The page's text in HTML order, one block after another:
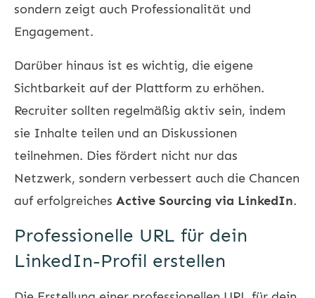
sondern zeigt auch Professionalität und
Engagement.
Darüber hinaus ist es wichtig, die eigene
Sichtbarkeit auf der Plattform zu erhöhen.
Recruiter sollten regelmäßig aktiv sein, indem
sie Inhalte teilen und an Diskussionen
teilnehmen. Dies fördert nicht nur das
Netzwerk, sondern verbessert auch die Chancen
auf erfolgreiches Active Sourcing via LinkedIn.
Professionelle URL für dein
LinkedIn-Profil erstellen